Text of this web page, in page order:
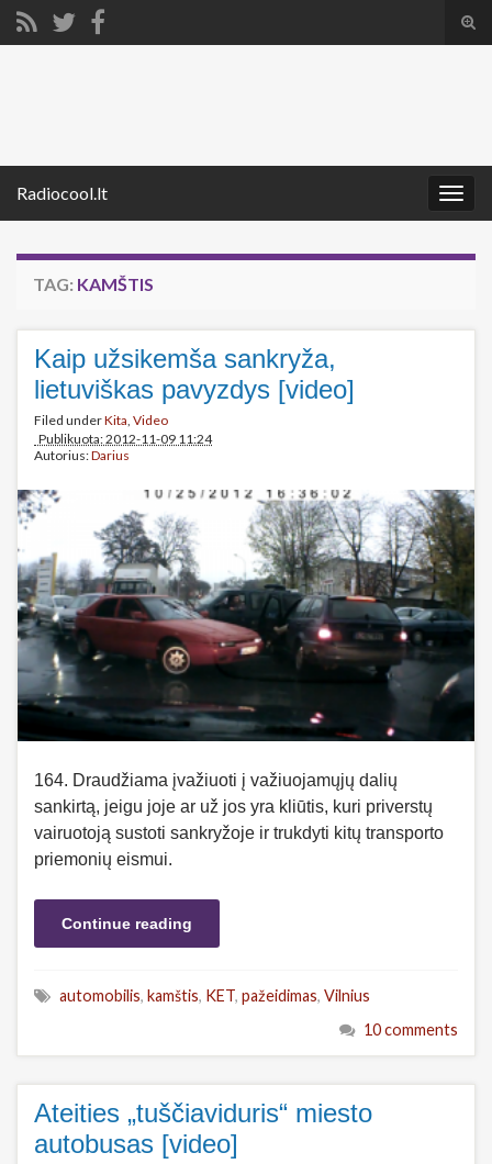
Radiocool.lt
TAG: KAMŠTIS
Kaip užsikemša sankryža,
lietuviškas pavyzdys [video]
Filed underKita, Video
Publikuota: 2012-11-09 11:24
Autorius:Darius
164. Draudžiama įvažiuoti į važiuojamųjų dalių
sankirtą, jeigu joje ar už jos yra kliūtis, kuri priverstų
vairuotoją sustoti sankryžoje ir trukdyti kitų transporto
priemonių eismui.
Continue reading
automobilis, kamštis, KET, pažeidimas, Vilnius
10 comments
Ateities „tuščiaviduris“ miesto
autobusas [video]